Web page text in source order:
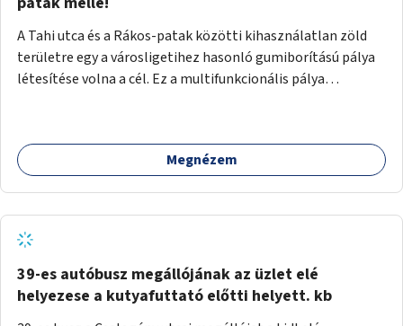
A Tahi utca és a Rákos-patak közötti kihasználatlan zöld
területre egy a városligetihez hasonló gumiborítású pálya
létesítése volna a cél. Ez a multifunkcionális pálya
Megnézem
39-es autóbusz megállójának az üzlet elé
helyezese a kutyafuttató előtti helyett. kb